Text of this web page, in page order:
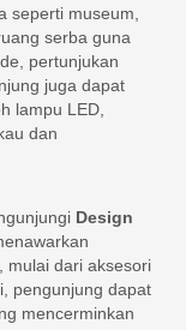
seperti museum,
serba guna
pertunjukan
juga dapat
lampu LED,
dan
Design
mulai dari aksesori
pengunjung dapat
mencerminkan